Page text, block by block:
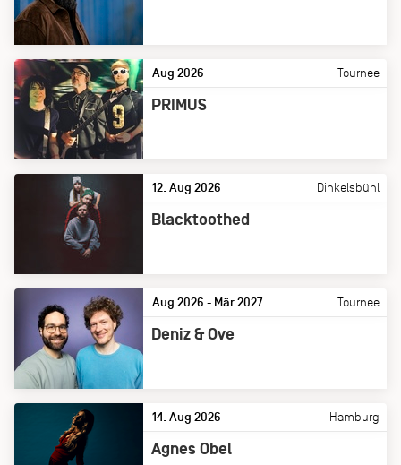
Tournee
Aug 2026
PRIMUS
Dinkelsbühl
12. Aug 2026
Blacktoothed
Tournee
Aug 2026 - Mär 2027
Deniz & Ove
Hamburg
14. Aug 2026
Agnes Obel